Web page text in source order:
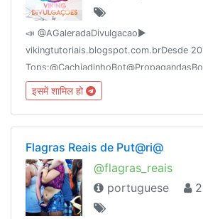
📣 @AGaleradaDivulgacao►
vikingtutoriais.blogspot.com.brDesde
इसमें शामिल हो
Flagras Reais de Put@ri@
@flagras_reais
portuguese